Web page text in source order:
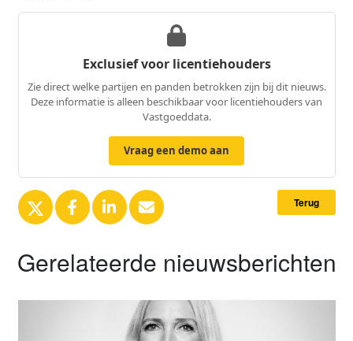
Exclusief voor licentiehouders
Zie direct welke partijen en panden betrokken zijn bij dit nieuws.
Deze informatie is alleen beschikbaar voor licentiehouders van
Vastgoeddata.
Vraag een demo aan
Terug
Gerelateerde nieuwsberichten